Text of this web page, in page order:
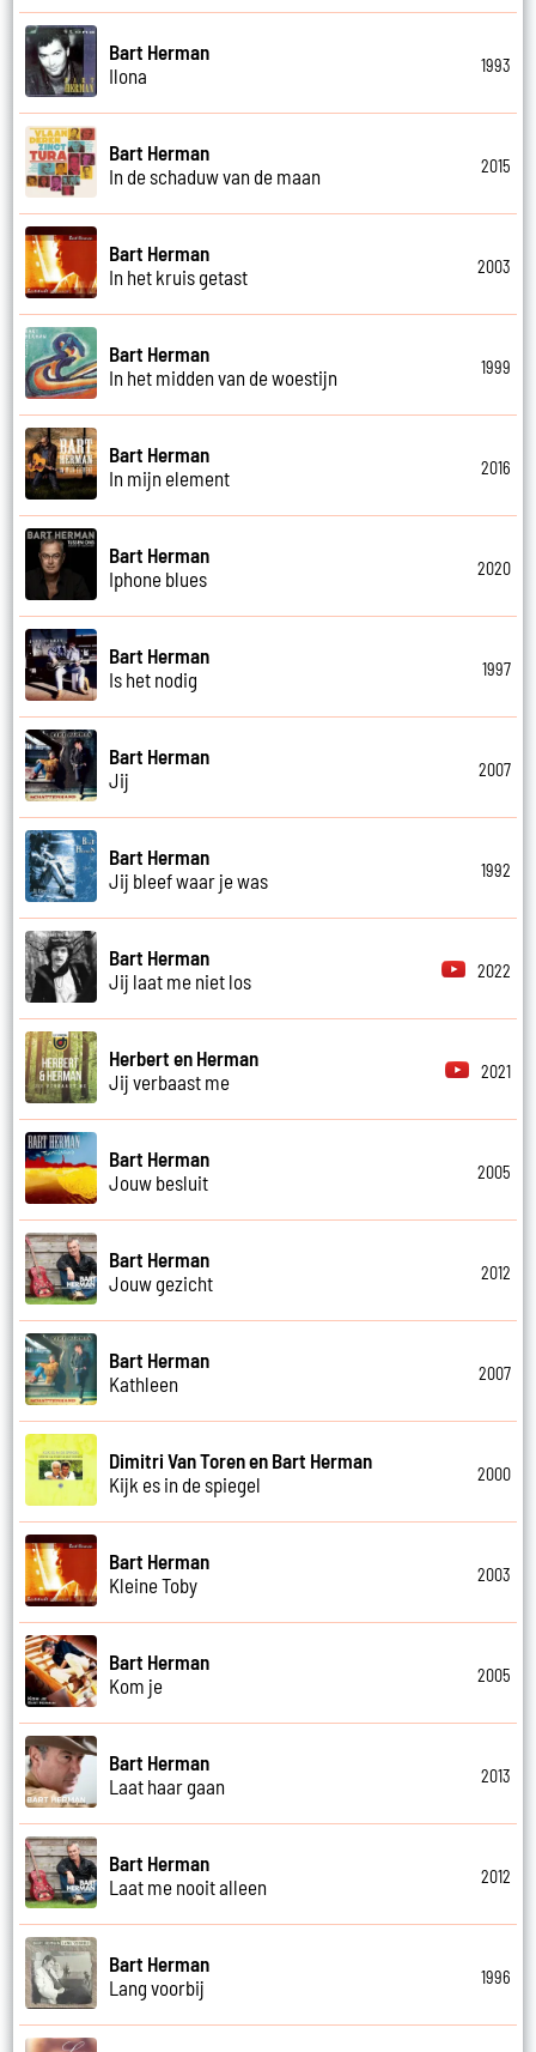
Bart Herman
Ilona
1993
Bart Herman
In de schaduw van de maan
2015
Bart Herman
In het kruis getast
2003
Bart Herman
In het midden van de woestijn
1999
Bart Herman
In mijn element
2016
Bart Herman
Iphone blues
2020
Bart Herman
Is het nodig
1997
Bart Herman
Jij
2007
Bart Herman
Jij bleef waar je was
1992
Bart Herman
Jij laat me niet los
2022
Herbert en Herman
Jij verbaast me
2021
Bart Herman
Jouw besluit
2005
Bart Herman
Jouw gezicht
2012
Bart Herman
Kathleen
2007
Dimitri Van Toren en Bart Herman
Kijk es in de spiegel
2000
Bart Herman
Kleine Toby
2003
Bart Herman
Kom je
2005
Bart Herman
Laat haar gaan
2013
Bart Herman
Laat me nooit alleen
2012
Bart Herman
Lang voorbij
1996